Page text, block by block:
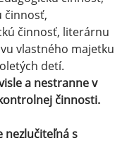
činnosť,
činnosť, literárnu
vlastného majetku
detí.
a nestranne v
činnosti.
nezlučiteľná s